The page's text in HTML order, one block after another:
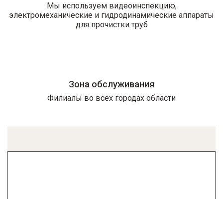
Мы используем видеоинспекцию,
электромеханические и гидродинамические аппараты
для прочистки труб
Зона обслуживания
Филиалы во всех городах области